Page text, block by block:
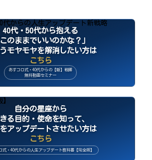
40代・50代から抱える
このままでいいのかな？」
モヤモヤを解消したい方は
こちら
あすコロ式・40代からの【新】戦略
無料動画セミナー
自分の星座から
る目的・使命を知って、
アップデートさせたい方は
こちら
式・40代からの人生アップデート教科書【完全版】